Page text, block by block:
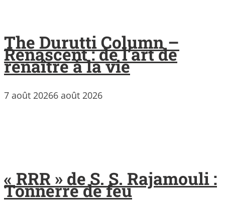
The Durutti Column –
Renascent : de l’art de
renaître à la vie
7 août 20266 août 2026
« RRR » de S. S. Rajamouli :
Tonnerre de feu